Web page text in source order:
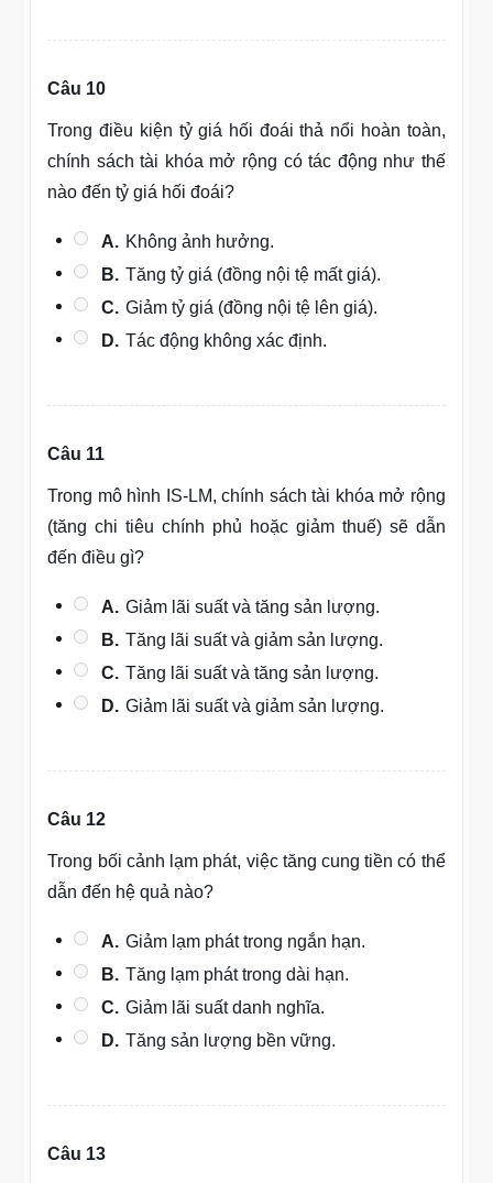
Câu 10
Trong điều kiện tỷ giá hối đoái thả nổi hoàn toàn,
chính sách tài khóa mở rộng có tác động như thế
nào đến tỷ giá hối đoái?
A. Không ảnh hưởng.
B. Tăng tỷ giá (đồng nội tệ mất giá).
C. Giảm tỷ giá (đồng nội tệ lên giá).
D. Tác động không xác định.
Câu 11
Trong mô hình IS-LM, chính sách tài khóa mở rộng
(tăng chi tiêu chính phủ hoặc giảm thuế) sẽ dẫn
đến điều gì?
A. Giảm lãi suất và tăng sản lượng.
B. Tăng lãi suất và giảm sản lượng.
C. Tăng lãi suất và tăng sản lượng.
D. Giảm lãi suất và giảm sản lượng.
Câu 12
Trong bối cảnh lạm phát, việc tăng cung tiền có thể
dẫn đến hệ quả nào?
A. Giảm lạm phát trong ngắn hạn.
B. Tăng lạm phát trong dài hạn.
C. Giảm lãi suất danh nghĩa.
D. Tăng sản lượng bền vững.
Câu 13